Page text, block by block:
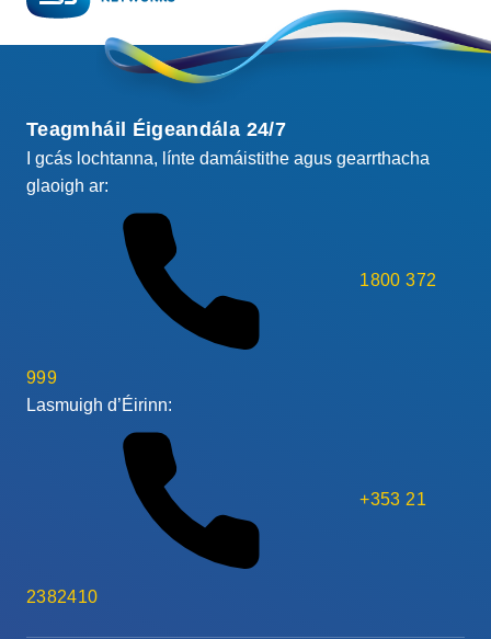
Teagmháil Éigeandála 24/7
I gcás lochtanna, línte damáistithe agus gearrthacha
glaoigh ar:
1800 372
999
Lasmuigh d’Éirinn:
+353 21
2382410